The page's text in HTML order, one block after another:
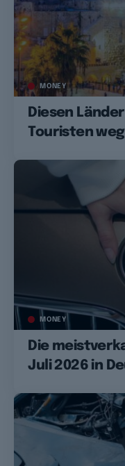
MONEY
Diesen
Touristen weg
MONEY
Die
Juli 2026 in